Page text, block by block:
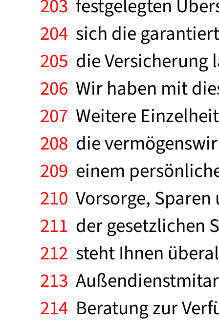
203 festgelegten
204 sich die
205 die
206 Wir haben mit
207 Weitere
208 die
209 einem
210 Vorsorge,
211 der gesetzlichen
212 steht Ihnen
213
214 Beratung zur